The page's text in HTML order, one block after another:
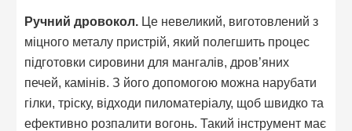
Ручний дровокол. Це невеликий, виготовлений з
міцного металу пристрій, який полегшить процес
підготовки сировини для мангалів, дров’яних
печей, камінів. З його допомогою можна нарубати
гілки, тріску, відходи пиломатеріалу, щоб швидко та
ефективно розпалити вогонь. Такий інструмент має